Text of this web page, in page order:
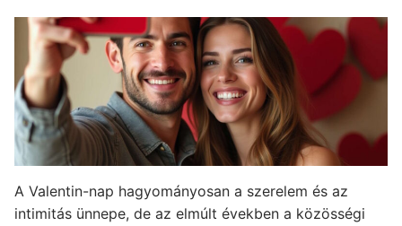
A Valentin-nap hagyományosan a szerelem és az
intimitás ünnepe, de az elmúlt években a közösségi